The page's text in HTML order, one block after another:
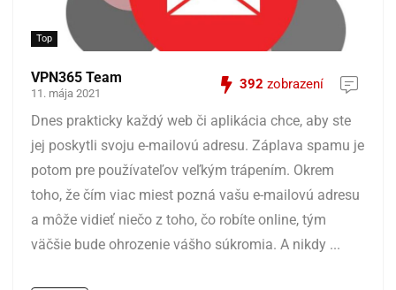
Top
VPN365 Team
11. mája 2021
392 zobrazení
Dnes prakticky každý web či aplikácia chce, aby ste
jej poskytli svoju e-mailovú adresu. Záplava spamu je
potom pre používateľov veľkým trápením. Okrem
toho, že čím viac miest pozná vašu e-mailovú adresu
a môže vidieť niečo z toho, čo robíte online, tým
väčšie bude ohrozenie vášho súkromia. A nikdy ...